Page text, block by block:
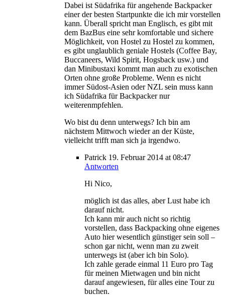
Dabei ist Südafrika für angehende Backpacker
einer der besten Startpunkte die ich mir vorstellen
kann. Überall spricht man Englisch, es gibt mit
dem BazBus eine sehr komfortable und sichere
Möglichkeit, von Hostel zu Hostel zu kommen,
es gibt unglaublich geniale Hostels (Coffee Bay,
Buccaneers, Wild Spirit, Hogsback usw.) und
dan Minibustaxi kommt man auch zu exotischen
Orten ohne große Probleme. Wenn es nicht
immer Südost-Asien oder NZL sein muss kann
ich Südafrika für Backpacker nur
weiterenmpfehlen.
Wo bist du denn unterwegs? Ich bin am
nächstem Mittwoch wieder an der Küste,
vielleicht trifft man sich ja irgendwo.
Patrick 19. Februar 2014 at 08:47
Antworten
Hi Nico,
möglich ist das alles, aber Lust habe ich
darauf nicht.
Ich kann mir auch nicht so richtig
vorstellen, dass Backpacking ohne eigenes
Auto hier wesentlich günstiger sein soll –
schon gar nicht, wenn man zu zweit
unterwegs ist (aber ich bin Solo).
Ich zahle gerade einmal 11 Euro pro Tag
für meinen Mietwagen und bin nicht
darauf angewiesen, für alles eine Tour zu
buchen.